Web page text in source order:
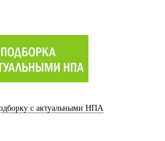
с актуальными НПА